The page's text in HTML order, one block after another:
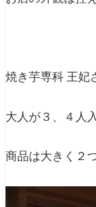
焼き芋専科 王妃
大人が３、４人
商品は大きく２